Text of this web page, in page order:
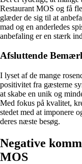
Restaurant MOS og få
glæder de sig til at
mad og en anderledes
anbefaling er en stærk
Afsluttende
I lyset af de mange
positivitet fra gæsterne
at skabe en unik og
Med fokus på kvalitet,
stedet med at imponere
deres næste besøg.
Negative
MOS